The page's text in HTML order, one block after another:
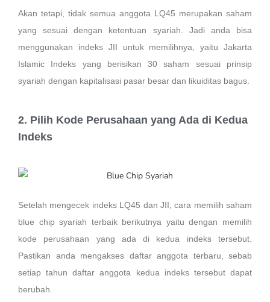
Akan tetapi, tidak semua anggota LQ45 merupakan saham
yang sesuai dengan ketentuan syariah. Jadi anda bisa
menggunakan indeks JII untuk memilihnya, yaitu Jakarta
Islamic Indeks yang berisikan 30 saham sesuai prinsip
syariah dengan kapitalisasi pasar besar dan likuiditas bagus.
2. Pilih Kode Perusahaan yang Ada di Kedua
Indeks
Setelah mengecek indeks LQ45 dan JII, cara memilih saham
blue chip syariah terbaik berikutnya yaitu dengan memilih
kode perusahaan yang ada di kedua indeks tersebut.
Pastikan anda mengakses daftar anggota terbaru, sebab
setiap tahun daftar anggota kedua indeks tersebut dapat
berubah.